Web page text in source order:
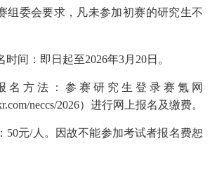
组委会要求，凡未参加初赛的研究生不
时间： 即日 起至2026年3月 20日。
名方法：参赛 研究生 登录赛氪网
neccs/2026）进行网上报名及缴费。
50元/人。因故不能参加考试者报名费恕